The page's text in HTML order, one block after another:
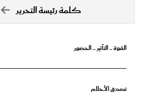
كلمة رئيسة التحرير
القوة .. التأثير .. الحضور
تصدق الأحلام